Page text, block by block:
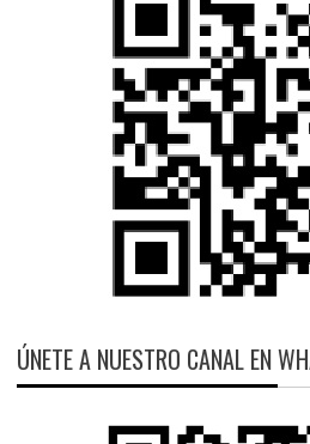
ÚNETE A NUESTRO CANAL EN